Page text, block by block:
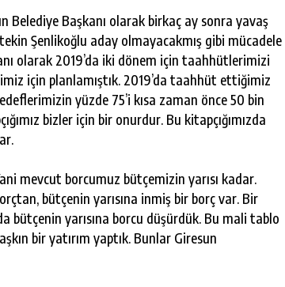
Belediye Başkanı olarak birkaç ay sonra yavaş
Şenlikoğlu aday olmayacakmış gibi mücadele
olarak 2019’da iki dönem için taahhütlerimizi
için planlamıştık. 2019’da taahhüt ettiğimiz
yüzde 75’i kısa zaman önce 50 bin
bizler için bir onurdur. Bu kitapçığımızda
mevcut borcumuz bütçemizin yarısı kadar.
bütçenin yarısına inmiş bir borç var. Bir
yarısına borcu düşürdük. Bu mali tablo
bir yatırım yaptık. Bunlar Giresun